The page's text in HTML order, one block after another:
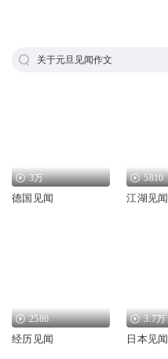
关于元旦见闻作文
3万
德国见闻
5810
江湖见闻
2586
经历见闻
3.7万
日本见闻